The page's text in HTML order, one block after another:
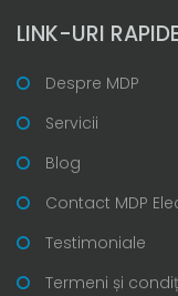
LINK-URI
Despre MDP
Servicii
Blog
Contact MDP
Testimoniale
Termeni și